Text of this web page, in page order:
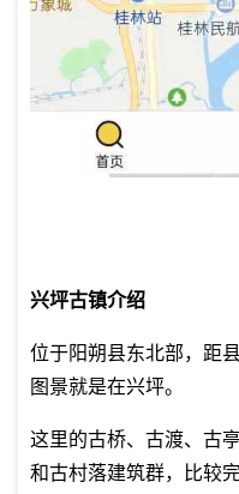
兴坪古镇介绍
位于阳朔县东北部，距
图景就是在兴坪。
这里的古桥、古渡、古
和古村落建筑群，比较